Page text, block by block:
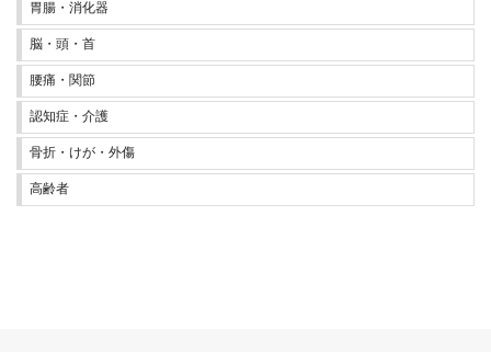
胃腸・消化器
脳・頭・首
腰痛・関節
認知症・介護
骨折・けが・外傷
高齢者